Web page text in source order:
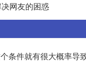
网友的困惑
条件就有很大概率